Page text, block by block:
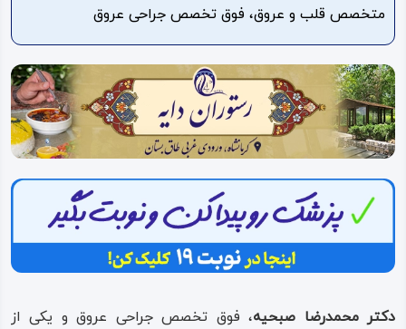
ویدئو
درباره
ما
متخصص قلب و عروق، فوق تخصص جراحی عروق
دکتر محمدرضا صبحیه، فوق تخصص جراحی عروق و یکی از